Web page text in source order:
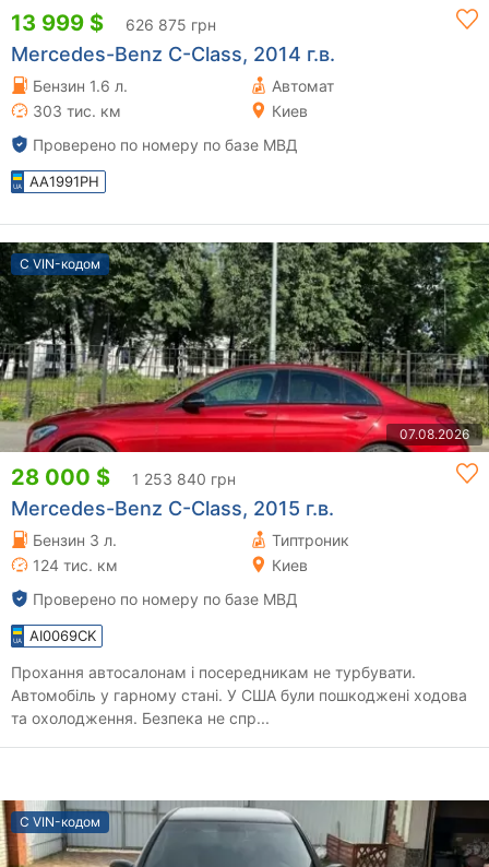
13 999 $ 626 875 грн
Mercedes-Benz C-Class, 2014 г.в.
Бензин 1.6 л.
Автомат
303 тис. км
Киев
Проверено по номеру по базе МВД
AA1991PH
С VIN-кодом
07.08.2026
28 000 $ 1 253 840 грн
Mercedes-Benz C-Class, 2015 г.в.
Бензин 3 л.
Типтроник
124 тис. км
Киев
Проверено по номеру по базе МВД
AI0069CK
Прохання автосалонам і посередникам не турбувати.
Автомобіль у гарному стані. У США були пошкоджені ходова
та охолодження. Безпека не спр...
С VIN-кодом